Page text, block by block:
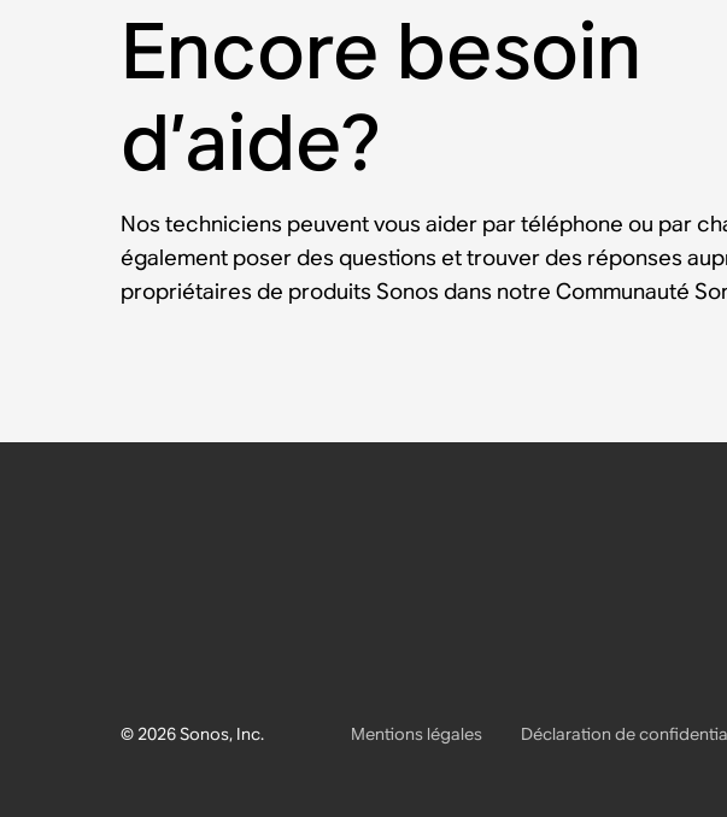
Encore besoin
d’aide?
Nos techniciens peuvent vous aider par téléphone ou par
également poser des questions et trouver des réponses
propriétaires de produits Sonos dans notre Communauté
© 2026 Sonos, Inc. Mentions légales Déclaration de